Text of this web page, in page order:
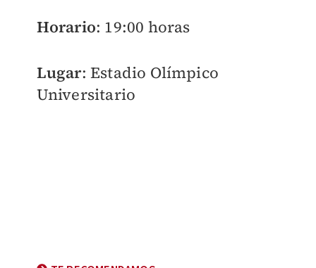
Horario: 19:00 horas
Lugar: Estadio Olímpico
Universitario